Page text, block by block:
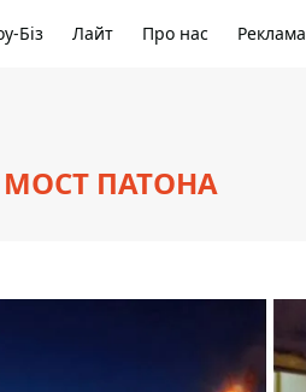
Біз Лайт Про нас Реклама
ПАТОНА